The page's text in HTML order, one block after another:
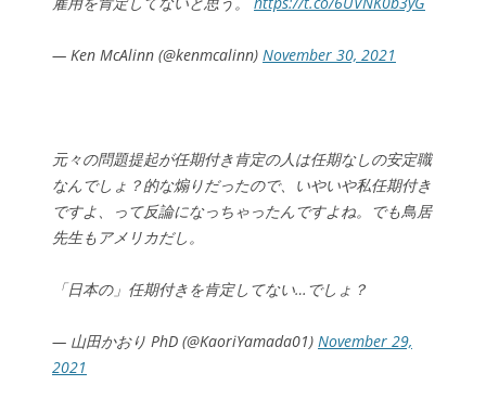
— Ken McAlinn (@kenmcalinn) November 30, 2021
元々の問題提起が任期付き肯定の人は任期なしの安定職
なんでしょ？的な煽りだったので、いやいや私任期付き
ですよ、って反論になっちゃったんですよね。でも鳥居
先生もアメリカだし。
「日本の」任期付きを肯定してない…でしょ？
— 山田かおり PhD (@KaoriYamada01) November 29,
2021